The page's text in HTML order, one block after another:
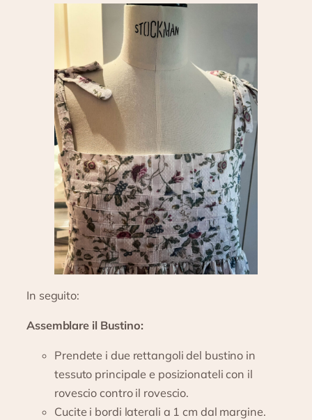
In seguito:
Assemblare il Bustino:
Prendete i due rettangoli del bustino in
tessuto principale e posizionateli con il
rovescio contro il rovescio.
Cucite i bordi laterali a 1 cm dal margine.